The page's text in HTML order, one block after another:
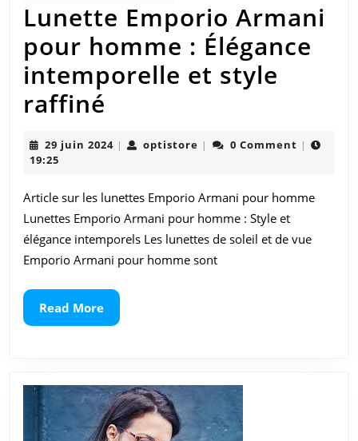
Lunette Emporio Armani
pour homme : Élégance
intemporelle et style
raffiné
Emporio
Armani
pour
homme
:
Élégance
intemporelle
et
raffiné
29 juin 202429| optistore optistore
| 0 Comment |
19:25
Article sur les lunettes Emporio Armani pour homme
Lunettes Emporio Armani pour homme : Style et
élégance intemporels Les lunettes de soleil et de vue
Emporio Armani pour homme sont
Read MoreRead
More